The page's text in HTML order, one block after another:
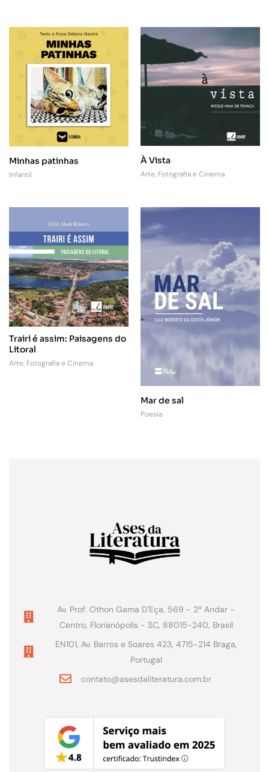
Minhas patinhas
Infantil
À Vista
Arte, Fotografia e Cinema
Trairi é assim: Paisagens do
Litoral
Arte, Fotografia e Cinema
Mar de sal
Poesia
Av. Prof. Othon Gama D'Eça, 569 - 2º Andar -
Centro, Florianópolis - SC, 88015-240, Brasil
EN101, Av. Barros e Soares 423, 4715-214 Braga,
Portugal
contato@asesdaliteratura.com.br